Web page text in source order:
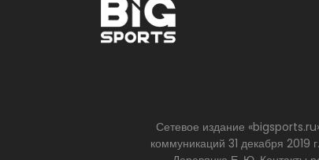
Сетевое издание
коммуникаций 31 декабря